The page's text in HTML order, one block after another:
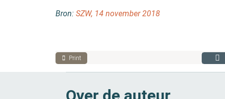
Bron: SZW, 14 november 2018
Print